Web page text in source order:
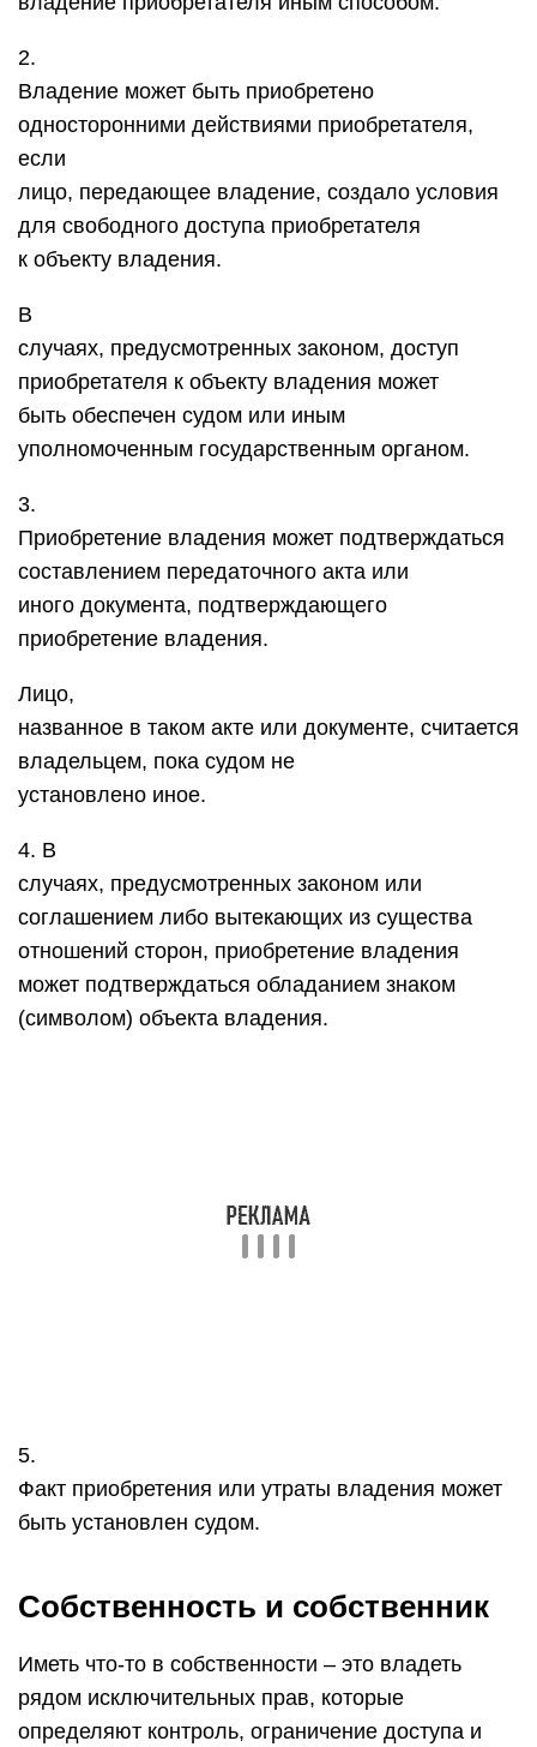
2.
Владение может быть приобретено
односторонними действиями приобретателя,
если
лицо, передающее владение, создало условия
для свободного доступа приобретателя
к объекту владения.
В
случаях, предусмотренных законом, доступ
приобретателя к объекту владения может
быть обеспечен судом или иным
уполномоченным государственным органом.
3.
Приобретение владения может подтверждаться
составлением передаточного акта или
иного документа, подтверждающего
приобретение владения.
Лицо,
названное в таком акте или документе, считается
владельцем, пока судом не
установлено иное.
4. В
случаях, предусмотренных законом или
соглашением либо вытекающих из существа
отношений сторон, приобретение владения
может подтверждаться обладанием знаком
(символом) объекта владения.
5.
Факт приобретения или утраты владения может
быть установлен судом.
Собственность и собственник
Иметь что-то в собственности – это владеть
рядом исключительных прав, которые
определяют контроль, ограничение доступа и